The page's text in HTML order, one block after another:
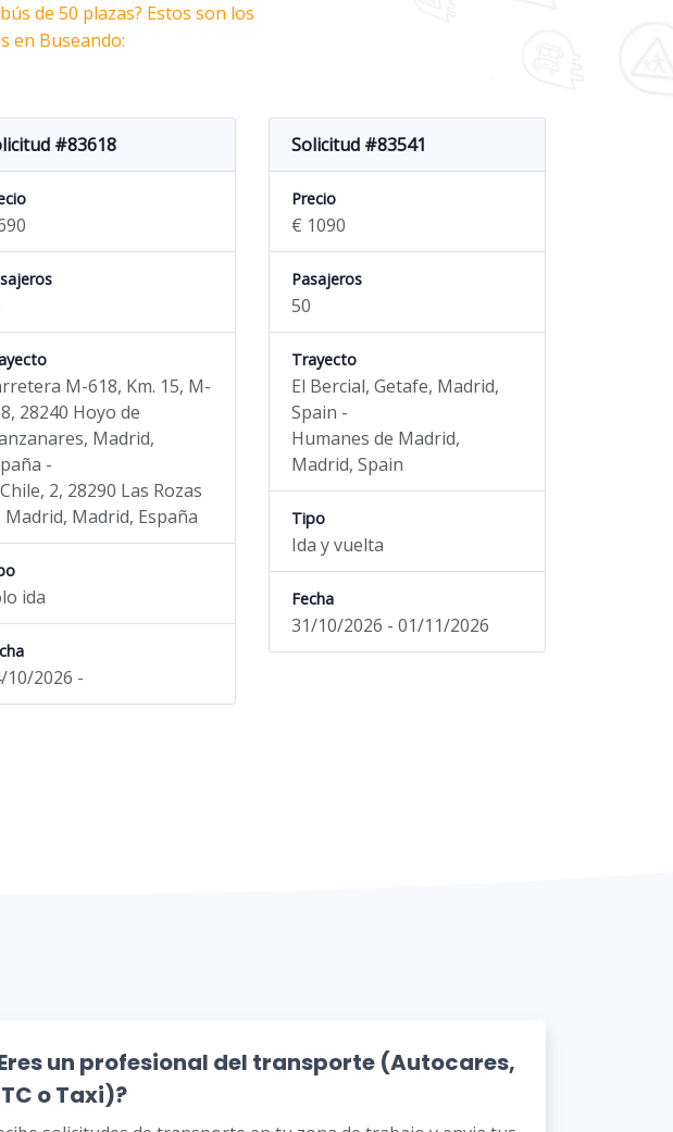
de 50 plazas? Estos son los
en Buseando:
#83618
M-618, Km. 15, M-
28240 Hoyo de
Madrid,
-
2, 28290 Las Rozas
Madrid, Madrid, España
ida
10/2026 -
Solicitud #83541
Precio
€ 1090
Pasajeros
50
Trayecto
El Bercial, Getafe, Madrid,
Spain -
Humanes de Madrid,
Madrid, Spain
Tipo
Ida y vuelta
Fecha
31/10/2026 - 01/11/2026
un profesional del transporte (Autocares,
o Taxi)?